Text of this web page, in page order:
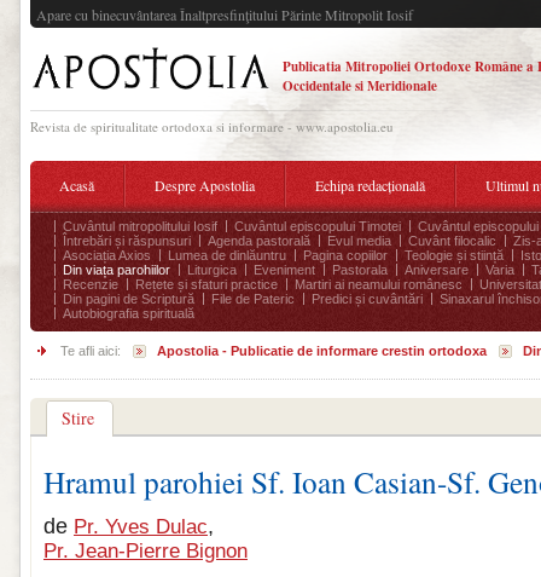
Apare cu binecuvântarea Înaltpresfinţitului Părinte Mitropolit Iosif
Publicatia Mitropoliei Ortodoxe Române a
Occidentale si Meridionale
Revista de spiritualitate ortodoxa si informare - www.apostolia.eu
Acasă Despre Apostolia Echipa redacțională Ultimul
Cuvântul mitropolitului Iosif Cuvântul episcopului Timotei
Cuvântul episcopului
Întrebări și răspunsuri
Agenda pastorală Evul media Cuvânt filocalic
Zis-
Asociația Axios
Lumea de dinlăuntru Pagina copiilor Teologie și stiință
Din viața parohiilor
Liturgica Eveniment Pastorala Aniversare Varia
Recenzie
Rețete și sfaturi practice Martiri ai neamului românesc
Din pagini de Scriptură
File de Pateric Predici și cuvântări
Sinaxarul
Autobiografia spirituală
Te afli aici: Apostolia - Publicatie de informare crestin ortodoxa
Stire
Hramul parohiei Sf. Ioan Casian-Sf.
de Pr. Yves Dulac,
Pr. Jean-Pierre Bignon